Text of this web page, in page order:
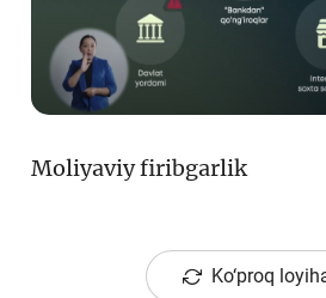
Moliyaviy firibgarlik
Ko‘proq